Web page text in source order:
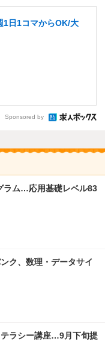
1日1コマからOK/大
Sponsored by
ラム…応用基礎レベル83
ク、数理・データサイ
ラシー講座…9月下旬提